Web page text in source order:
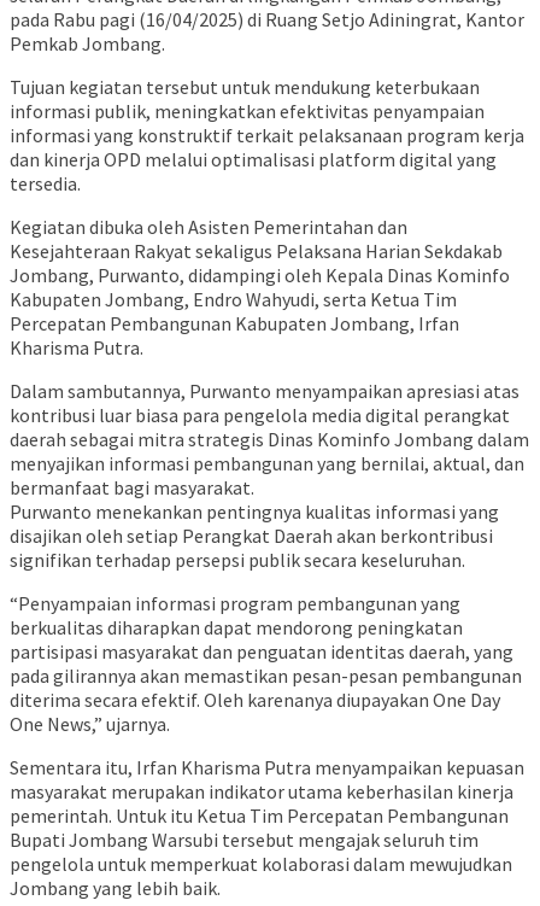
pada Rabu pagi (16/04/2025) di Ruang Setjo Adiningrat, Kantor
Pemkab Jombang.
Tujuan kegiatan tersebut untuk mendukung keterbukaan
informasi publik, meningkatkan efektivitas penyampaian
informasi yang konstruktif terkait pelaksanaan program kerja
dan kinerja OPD melalui optimalisasi platform digital yang
tersedia.
Kegiatan dibuka oleh Asisten Pemerintahan dan
Kesejahteraan Rakyat sekaligus Pelaksana Harian Sekdakab
Jombang, Purwanto, didampingi oleh Kepala Dinas Kominfo
Kabupaten Jombang, Endro Wahyudi, serta Ketua Tim
Percepatan Pembangunan Kabupaten Jombang, Irfan
Kharisma Putra.
Dalam sambutannya, Purwanto menyampaikan apresiasi atas
kontribusi luar biasa para pengelola media digital perangkat
daerah sebagai mitra strategis Dinas Kominfo Jombang dalam
menyajikan informasi pembangunan yang bernilai, aktual, dan
bermanfaat bagi masyarakat.
Purwanto menekankan pentingnya kualitas informasi yang
disajikan oleh setiap Perangkat Daerah akan berkontribusi
signifikan terhadap persepsi publik secara keseluruhan.
“Penyampaian informasi program pembangunan yang
berkualitas diharapkan dapat mendorong peningkatan
partisipasi masyarakat dan penguatan identitas daerah, yang
pada gilirannya akan memastikan pesan-pesan pembangunan
diterima secara efektif. Oleh karenanya diupayakan One Day
One News,” ujarnya.
Sementara itu, Irfan Kharisma Putra menyampaikan kepuasan
masyarakat merupakan indikator utama keberhasilan kinerja
pemerintah. Untuk itu Ketua Tim Percepatan Pembangunan
Bupati Jombang Warsubi tersebut mengajak seluruh tim
pengelola untuk memperkuat kolaborasi dalam mewujudkan
Jombang yang lebih baik.